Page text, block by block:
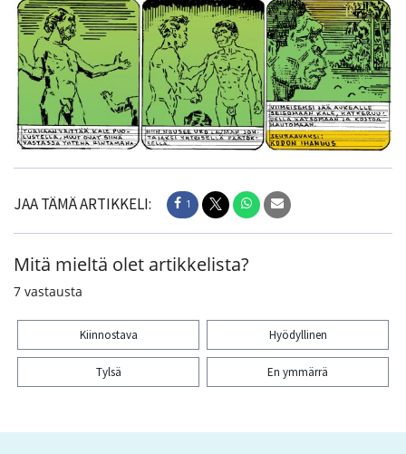
JAA TÄMÄ ARTIKKELI: 1
Mitä mieltä olet artikkelista?
7 vastausta
Kiinnostava Hyödyllinen
Tylsä En ymmärrä